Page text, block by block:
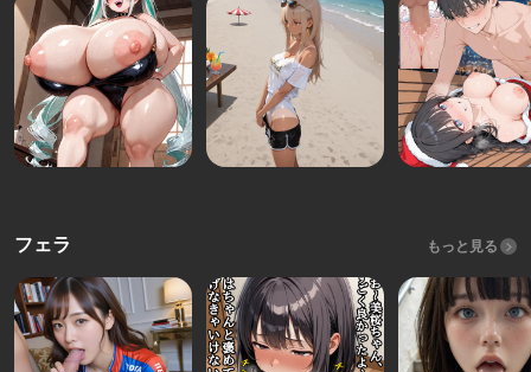
フェラ もっと見る